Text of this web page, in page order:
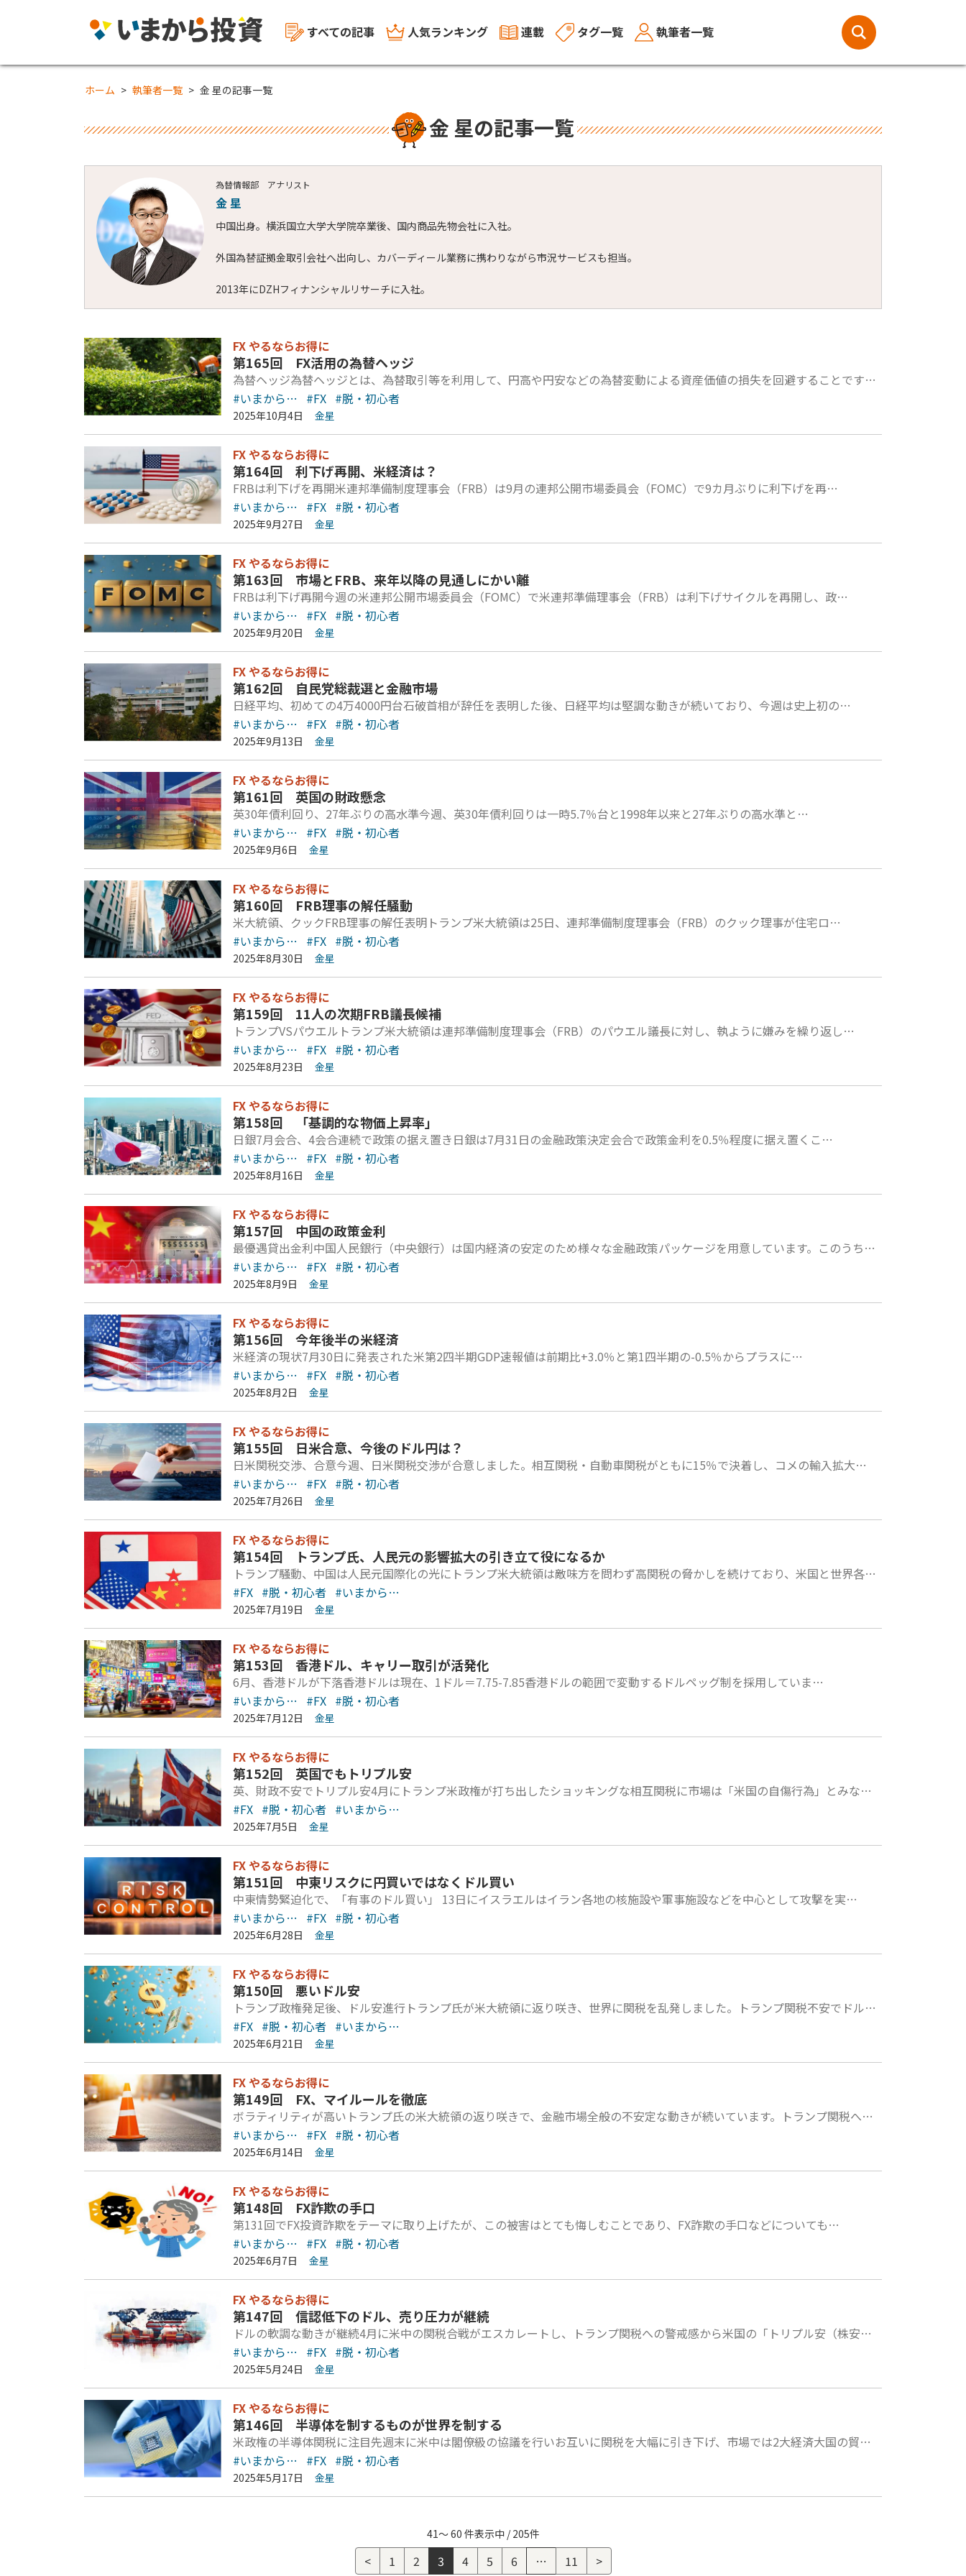
すべての記事 人気ランキング 連載 タグ一覧 執筆者一覧
ホーム 執筆者一覧 金 星の記事一覧
金 星の記事一覧
為替情報部 アナリスト
金 星
中国出身。横浜国立大学大学院卒業後、国内商品先物会社に入社。
外国為替証拠金取引会社へ出向し、カバーディール業務に携わりながら市況サービスも担当。
2013年にDZHフィナンシャルリサーチに入社。
FX やるならお得に
第165回 FX活用の為替ヘッジ
為替ヘッジ為替ヘッジとは、為替取引等を利用して、円高や円安などの為替変動による資産価値の損失を回避することです…
#いまから…
#FX #脱・初心者
2025年10月4日 金星
FX やるならお得に
第164回 利下げ再開、米経済は？
FRBは利下げを再開米連邦準備制度理事会（FRB）は9月の連邦公開市場委員会（FOMC）で9カ月ぶりに利下げを再…
#いまから…
#FX #脱・初心者
2025年9月27日 金星
FX やるならお得に
第163回 市場とFRB、来年以降の見通しにかい離
FRBは利下げ再開今週の米連邦公開市場委員会（FOMC）で米連邦準備理事会（FRB）は利下げサイクルを再開し、政…
#いまから…
#FX #脱・初心者
2025年9月20日 金星
FX やるならお得に
第162回 自民党総裁選と金融市場
日経平均、初めての4万4000円台石破首相が辞任を表明した後、日経平均は堅調な動きが続いており、今週は史上初の…
#いまから…
#FX #脱・初心者
2025年9月13日 金星
FX やるならお得に
第161回 英国の財政懸念
英30年債利回り、27年ぶりの高水準今週、英30年債利回りは一時5.7％台と1998年以来と27年ぶりの高水準と…
#いまから…
#FX #脱・初心者
2025年9月6日 金星
FX やるならお得に
第160回 FRB理事の解任騒動
米大統領、クックFRB理事の解任表明トランプ米大統領は25日、連邦準備制度理事会（FRB）のクック理事が住宅ロ…
#いまから…
#FX #脱・初心者
2025年8月30日 金星
FX やるならお得に
第159回 11人の次期FRB議長候補
トランプVSパウエルトランプ米大統領は連邦準備制度理事会（FRB）のパウエル議長に対し、執ように嫌みを繰り返し…
#いまから…
#FX #脱・初心者
2025年8月23日 金星
FX やるならお得に
第158回 「基調的な物価上昇率」
日銀7月会合、4会合連続で政策の据え置き日銀は7月31日の金融政策決定会合で政策金利を0.5％程度に据え置くこ…
#いまから…
#FX #脱・初心者
2025年8月16日 金星
FX やるならお得に
第157回 中国の政策金利
最優遇貸出金利中国人民銀行（中央銀行）は国内経済の安定のため様々な金融政策パッケージを用意しています。このうち…
#いまから…
#FX #脱・初心者
2025年8月9日 金星
FX やるならお得に
第156回 今年後半の米経済
米経済の現状7月30日に発表された米第2四半期GDP速報値は前期比+3.0％と第1四半期の-0.5％からプラスに…
#いまから…
#FX #脱・初心者
2025年8月2日 金星
FX やるならお得に
第155回 日米合意、今後のドル円は？
日米関税交渉、合意今週、日米関税交渉が合意しました。相互関税・自動車関税がともに15％で決着し、コメの輸入拡大…
#いまから…
#FX #脱・初心者
2025年7月26日 金星
FX やるならお得に
第154回 トランプ氏、人民元の影響拡大の引き立て役になるか
トランプ騒動、中国は人民元国際化の光にトランプ米大統領は敵味方を問わず高関税の脅かしを続けており、米国と世界各…
#FX #脱・初心者 #いまから…
2025年7月19日 金星
FX やるならお得に
第153回 香港ドル、キャリー取引が活発化
6月、香港ドルが下落香港ドルは現在、1ドル＝7.75-7.85香港ドルの範囲で変動するドルペッグ制を採用していま…
#いまから…
#FX #脱・初心者
2025年7月12日 金星
FX やるならお得に
第152回 英国でもトリプル安
英、財政不安でトリプル安4月にトランプ米政権が打ち出したショッキングな相互関税に市場は「米国の自傷行為」とみな…
#FX #脱・初心者 #いまから…
2025年7月5日 金星
FX やるならお得に
第151回 中東リスクに円買いではなくドル買い
中東情勢緊迫化で、「有事のドル買い」 13日にイスラエルはイラン各地の核施設や軍事施設などを中心として攻撃を実…
#いまから…
#FX #脱・初心者
2025年6月28日 金星
FX やるならお得に
第150回 悪いドル安
トランプ政権発足後、ドル安進行トランプ氏が米大統領に返り咲き、世界に関税を乱発しました。トランプ関税不安でドル…
#FX #脱・初心者 #いまから…
2025年6月21日 金星
FX やるならお得に
第149回 FX、マイルールを徹底
ボラティリティが高いトランプ氏の米大統領の返り咲きで、金融市場全般の不安定な動きが続いています。トランプ関税へ…
#いまから…
#FX #脱・初心者
2025年6月14日 金星
FX やるならお得に
第148回 FX詐欺の手口
第131回でFX投資詐欺をテーマに取り上げたが、この被害はとても悔しむことであり、FX詐欺の手口などについても…
#いまから…
#FX #脱・初心者
2025年6月7日 金星
FX やるならお得に
第147回 信認低下のドル、売り圧力が継続
ドルの軟調な動きが継続4月に米中の関税合戦がエスカレートし、トランプ関税への警戒感から米国の「トリプル安（株安…
#いまから…
#FX #脱・初心者
2025年5月24日 金星
FX やるならお得に
第146回 半導体を制するものが世界を制する
米政権の半導体関税に注目先週末に米中は閣僚級の協議を行いお互いに関税を大幅に引き下げ、市場では2大経済大国の貿…
#いまから…
#FX #脱・初心者
2025年5月17日 金星
41～ 60 件表示中 / 205件
< 1 2 3 4 5 6 … 11 >